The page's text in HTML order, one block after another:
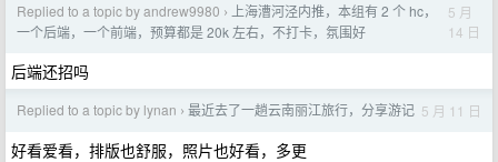
Replied to a topic by andrew9980 ›
上海漕河泾内推，本组有 2 个 hc，
一个后端，一个前端，预算都是 20k 左右，不打卡，氛围好
5 月
14 日
后端还招吗
Replied to a topic by lynan › 最近去了一趟云南丽江旅行，分享游记 5 月 11 日
好看爱看，排版也舒服，照片也好看，多更